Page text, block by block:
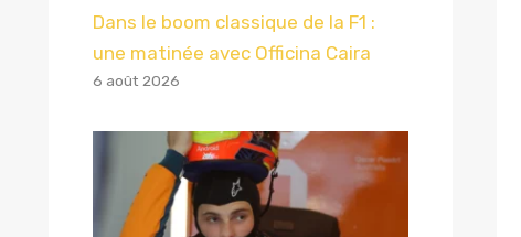
Dans le boom classique de la F1 :
une matinée avec Officina Caira
6 août 2026